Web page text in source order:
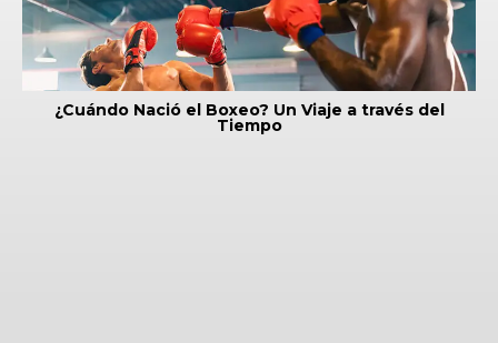
¿Cuándo Nació el Boxeo? Un Viaje a través del
Tiempo